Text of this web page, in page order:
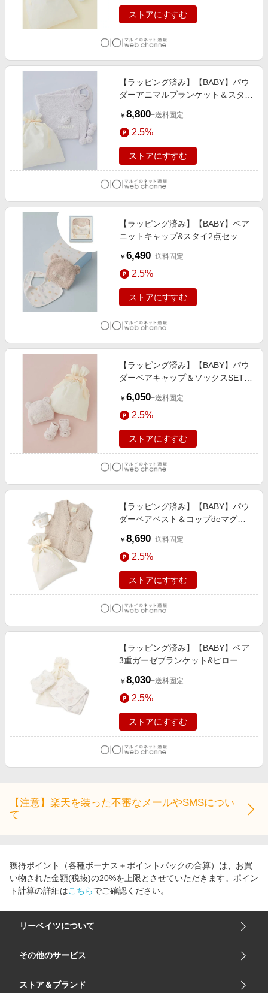
ストアにすすむ
【ラッピング済み】【BABY】パウ
ダーアニマルブランケット＆スタイ
￥ 8,800+送料固定
2.5%
ストアにすすむ
【ラッピング済み】【BABY】ベア
ニットキャップ&スタイ2点セット
￥ 6,490+送料固定
2.5%
ストアにすすむ
【ラッピング済み】【BABY】パウ
ダーベアキャップ＆ソックスSET
￥ 6,050+送料固定
2.5%
ストアにすすむ
【ラッピング済み】【BABY】パウ
ダーベアベスト＆コップdeマグ
￥ 8,690+送料固定
2.5%
ストアにすすむ
【ラッピング済み】【BABY】ベア
3重ガーゼブランケット&ピロー
￥ 8,030+送料固定
2.5%
ストアにすすむ
【注意】楽天を装った不審なメールやSMSについ
て
獲得ポイント（各種ボーナス＋ポイントバックの合算）は、お買
い物された金額(税抜)の20%を上限とさせていただきます。ポイン
ト計算の詳細はこちらでご確認ください。
リーベイツについて
会社概要
サイトマップ
その他のサービス
楽天市場
ストア＆ブランド